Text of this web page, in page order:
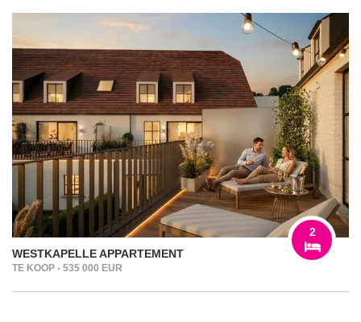
WESTKAPELLE APPARTEMENT
TE KOOP - 535 000 EUR
2